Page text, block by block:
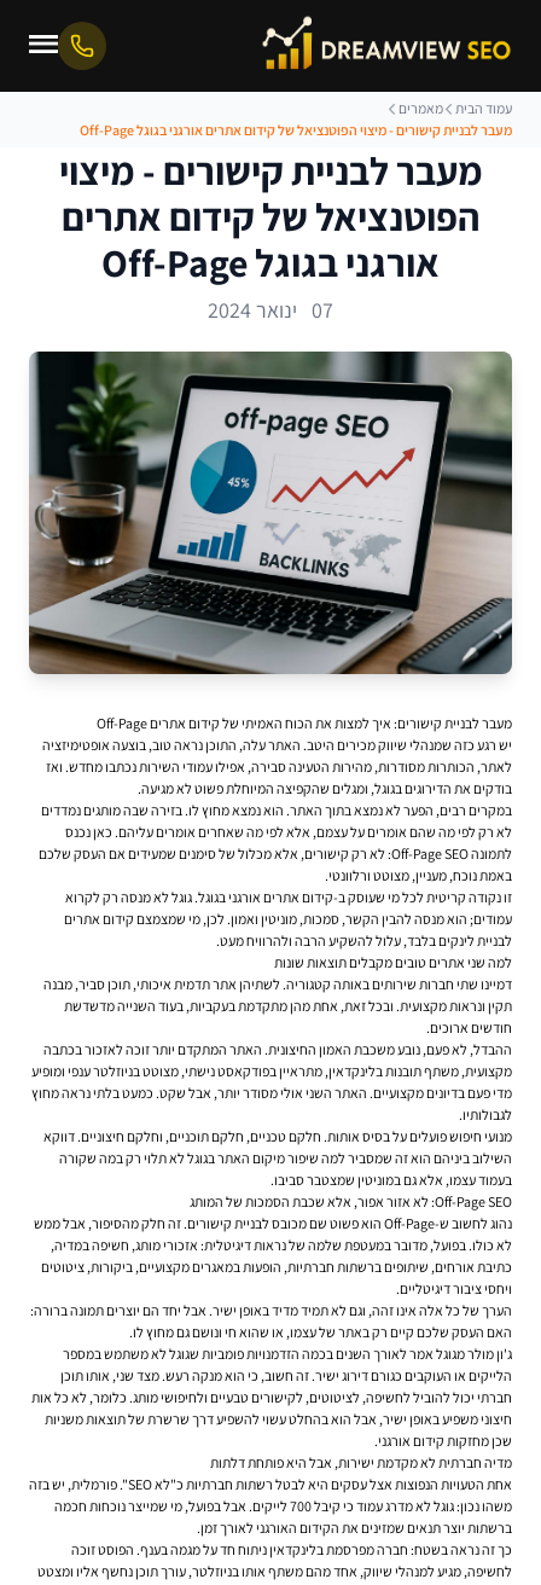
עמוד הבית
מאמרים
מעבר לבניית קישורים - מיצוי הפוטנציאל של קידום אתרים אורגני בגוגל Off-Page
מעבר לבניית קישורים - מיצוי
הפוטנציאל של קידום אתרים
אורגני בגוגל Off-Page
07 ינואר 2024
מעבר לבניית קישורים: איך למצות את הכוח האמיתי של קידום אתרים Off-Page
יש רגע כזה שמנהלי שיווק מכירים היטב. האתר עלה, התוכן נראה טוב, בוצעה אופטימיזציה
לאתר, הכותרות מסודרות, מהירות הטעינה סבירה, אפילו עמודי השירות נכתבו מחדש. ואז
בודקים את הדירוגים בגוגל, ומגלים שהקפיצה המיוחלת פשוט לא מגיעה.
במקרים רבים, הפער לא נמצא בתוך האתר. הוא נמצא מחוץ לו. בזירה שבה מותגים נמדדים
לא רק לפי מה שהם אומרים על עצמם, אלא לפי מה שאחרים אומרים עליהם. כאן נכנס
לתמונה Off-Page SEO: לא רק קישורים, אלא מכלול של סימנים שמעידים אם העסק שלכם
באמת נוכח, מעניין, מצוטט ורלוונטי.
זו נקודה קריטית לכל מי שעוסק ב-קידום אתרים אורגני בגוגל. גוגל לא מנסה רק לקרוא
עמודים; הוא מנסה להבין הקשר, סמכות, מוניטין ואמון. לכן, מי שמצמצם קידום אתרים
לבניית לינקים בלבד, עלול להשקיע הרבה ולהרוויח מעט.
למה שני אתרים טובים מקבלים תוצאות שונות
דמיינו שתי חברות שירותים באותה קטגוריה. לשתיהן אתר תדמית איכותי, תוכן סביר, מבנה
תקין ונראות מקצועית. ובכל זאת, אחת מהן מתקדמת בעקביות, בעוד השנייה מדשדשת
חודשים ארוכים.
ההבדל, לא פעם, נובע משכבת האמון החיצונית. האתר המתקדם יותר זוכה לאזכור בכתבה
מקצועית, משתף תובנות בלינקדאין, מתראיין בפודקאסט נישתי, מצוטט בניוזלטר ענפי ומופיע
מדי פעם בדיונים מקצועיים. האתר השני אולי מסודר יותר, אבל שקט. כמעט בלתי נראה מחוץ
לגבולותיו.
מנועי חיפוש פועלים על בסיס אותות. חלקם טכניים, חלקם תוכניים, וחלקם חיצוניים. דווקא
השילוב ביניהם הוא זה שמסביר למה שיפור מיקום האתר בגוגללא תלוי רק במה שקורה
בעמוד עצמו, אלא גם במוניטין שמצטבר סביבו.
Off-Page SEO: לא אזור אפור, אלא שכבת הסמכות של המותג
נהוג לחשוב ש-Off-Page הוא פשוט שם מכובס לבניית קישורים. זה חלק מהסיפור, אבל ממש
לא כולו. בפועל, מדובר במעטפת שלמה של נראות דיגיטלית: אזכורי מותג, חשיפה במדיה,
כתיבת אורחים, שיתופים ברשתות חברתיות, הופעות במאגרים מקצועיים, ביקורות, ציטוטים
ויחסי ציבור דיגיטליים.
הערך של כל אלה אינו זהה, וגם לא תמיד מדיד באופן ישיר. אבל יחד הם יוצרים תמונה ברורה:
האם העסק שלכם קיים רק באתר של עצמו, או שהוא חי ונושם גם מחוץ לו.
ג'ון מולר מגוגל אמר לאורך השנים בכמה הזדמנויות פומביות שגוגל לא משתמש במספר
הלייקים או העוקבים כגורם דירוג ישיר. זה חשוב, כי הוא מנקה רעש. מצד שני, אותו תוכן
חברתי יכול להוביל לחשיפה, לציטוטים, לקישורים טבעיים ולחיפושי מותג. כלומר, לא כל אות
חיצוני משפיע באופן ישיר, אבל הוא בהחלט עשוי להשפיע דרך שרשרת של תוצאות משניות
שכן מחזקות קידום אורגני.
מדיה חברתית לא מקדמת ישירות, אבל היא פותחת דלתות
אחת הטעויות הנפוצות אצל עסקים היא לבטל רשתות חברתיות כ"לא SEO". פורמלית, יש בזה
משהו נכון: גוגל לא מדרג עמוד כי קיבל 700 לייקים. אבל בפועל, מי שמייצר נוכחות חכמה
ברשתות יוצר תנאים שמזינים את הקידום האורגני לאורך זמן.
כך זה נראה בשטח: חברה מפרסמת בלינקדאין ניתוח חד על מגמה בענף. הפוסט זוכה
לחשיפה, מגיע למנהלי שיווק, אחד מהם משתף אותו בניוזלטר, עורך תוכן נחשף אליו ומצטט